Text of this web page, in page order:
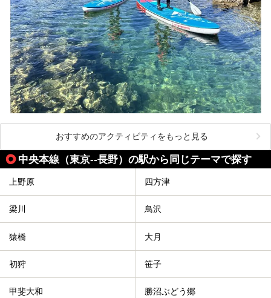
おすすめのアクティビティをもっと見る
中央本線（東京--長野）の駅から同じテーマで探す
上野原 四方津
梁川 鳥沢
猿橋 大月
初狩 笹子
甲斐大和 勝沼ぶどう郷